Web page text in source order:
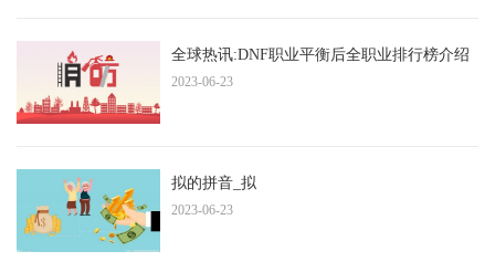
全球热讯:DNF职业平衡后全职业排行榜介绍
2023-06-23
拟的拼音_拟
2023-06-23